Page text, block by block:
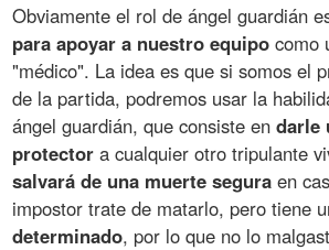
Obviamente el rol de ángel guardián
para apoyar a nuestro equipo como
"médico". La idea es que si somos el
de la partida, podremos usar la
ángel guardián, que consiste endarle
protector a cualquier otro tripulante
salvará de una muerte segura en
impostor trate de matarlo, pero tiene
determinado, por lo que no lo